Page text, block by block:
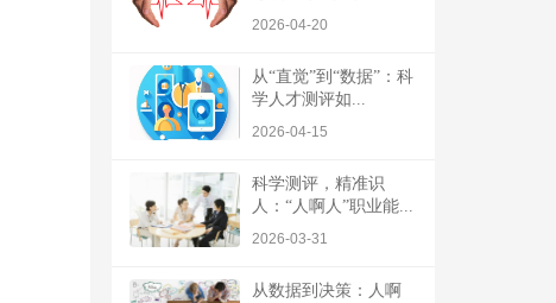
2026-04-20
从“直觉”到“数据”：科
学人才测评如...
2026-04-15
科学测评，精准识
人：“人啊人”职业能...
2026-03-31
从数据到决策：人啊